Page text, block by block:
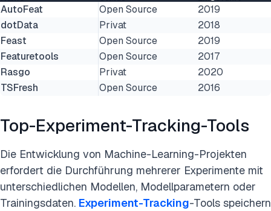
AutoFeat Open Source
2019
dotData
Privat
2018
Feast
Open Source
2019
Featuretools
Open Source
2017
Rasgo
Privat
2020
TSFresh
Open Source 2016
Top-Experiment-Tracking-Tools
Die Entwicklung von Machine-Learning-Projekten
erfordert die Durchführung mehrerer Experimente mit
unterschiedlichen Modellen, Modellparametern oder
Trainingsdaten. Experiment-Tracking-Tools speichern